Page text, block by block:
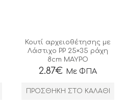
Κουτί αρχειοθέτησης με
Λάστιχο ΡΡ 25×35 ράχη
8cm ΜΑΥΡΟ
2.87€ Με ΦΠΑ
ΠΡΟΣΘΉΚΗ ΣΤΟ ΚΑΛΆΘΙ